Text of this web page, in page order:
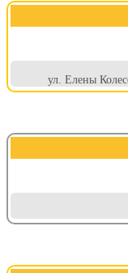
ул. Елены